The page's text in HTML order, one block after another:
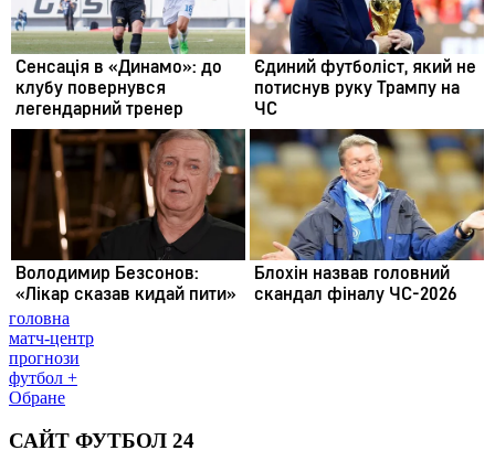
головна
матч-центр
прогнози
футбол +
Обране
САЙТ ФУТБОЛ 24